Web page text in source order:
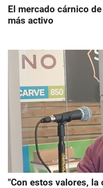
El mercado cárnico
más activo
"Con estos valores,